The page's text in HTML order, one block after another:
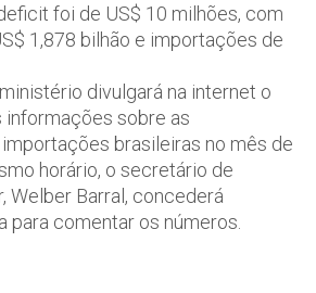
foi de US$ 10 milhões, com
1,878 bilhão e importações de
divulgará na internet o
informações sobre as
brasileiras no mês de
horário, o secretário de
Welber Barral, concederá
para comentar os números.